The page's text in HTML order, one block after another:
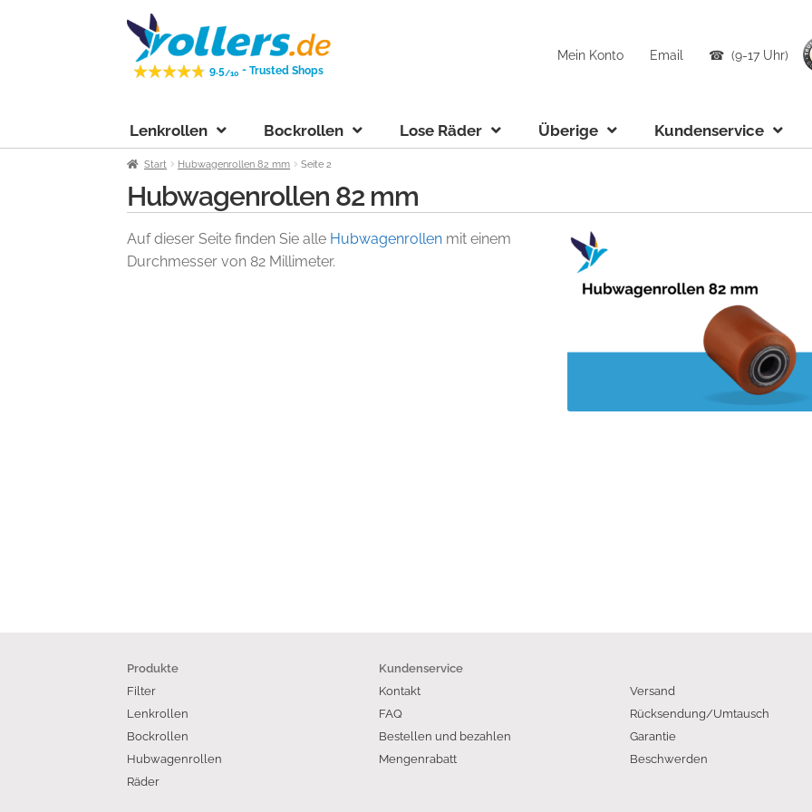
Zur
Navigation
springen
Zum
Inhalt
springen
9.5/10 -Trusted Shops
Mein Konto Email ☎ (9-17 Uhr)
Lenkrollen Bockrollen Lose Räder Überige Kundenservice
Start Hubwagenrollen 82 mm Seite 2
Hubwagenrollen 82 mm
Auf dieser Seite finden Sie alle Hubwagenrollen mit einem
Durchmesser von 82 Millimeter.
Produkte
Filter
Lenkrollen
Bockrollen
Hubwagenrollen
Räder
Kundenservice
Kontakt
FAQ
Bestellen und bezahlen
Mengenrabatt
Versand
Rücksendung/Umtausch
Garantie
Beschwerden